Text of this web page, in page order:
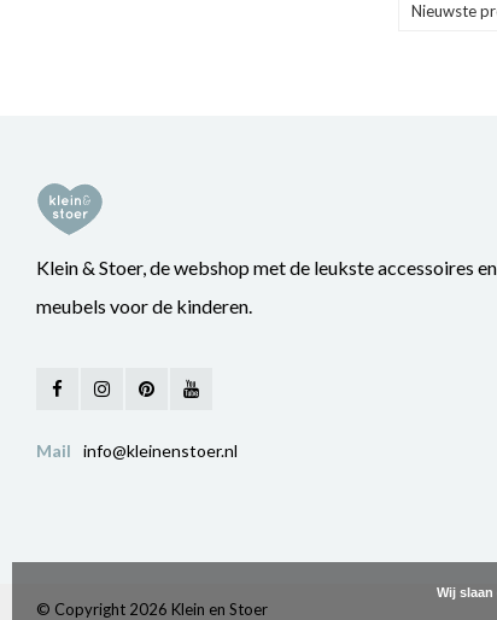
Nieuwste
Klein & Stoer, de webshop met de leukste accessoires en
meubels voor de kinderen.
Mail info@kleinenstoer.nl
© Copyright 2026 Klein en Stoer
Wij